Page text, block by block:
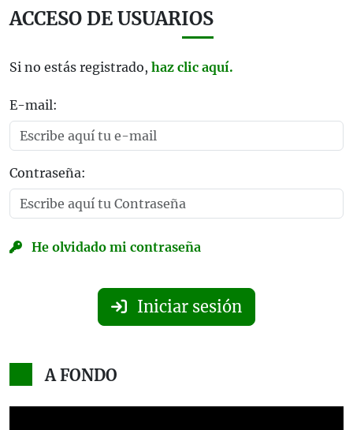
ACCESO DE USUARIOS
Si no estás registrado, haz clic aquí.
E-mail:
Contraseña:
He olvidado mi contraseña
Iniciar sesión
A FONDO